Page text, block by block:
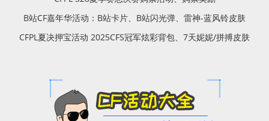
B站CF嘉年华活动：B站卡片、B站闪光弹、雷神-蓝风铃皮肤
CFPL夏决押宝活动 2025CFS冠军炫彩背包、7天妮妮/拼搏皮肤